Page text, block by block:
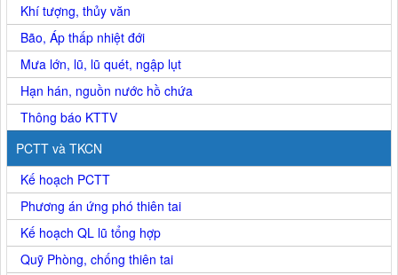
Khí tượng, thủy văn
Bão, Áp thấp nhiệt đới
Mưa lớn, lũ, lũ quét, ngập lụt
Hạn hán, nguồn nước hồ chứa
Thông báo KTTV
PCTT và TKCN
Kế hoạch PCTT
Phương án ứng phó thiên tai
Kế hoạch QL lũ tổng hợp
Quỹ Phòng, chống thiên tai